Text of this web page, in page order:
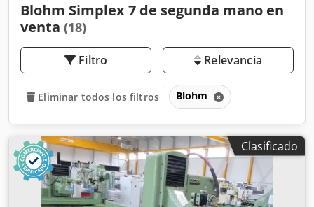
Blohm Simplex 7 de segunda mano en
venta (18)
Filtro Relevancia
Eliminar todos los filtros Blohm
Clasificado